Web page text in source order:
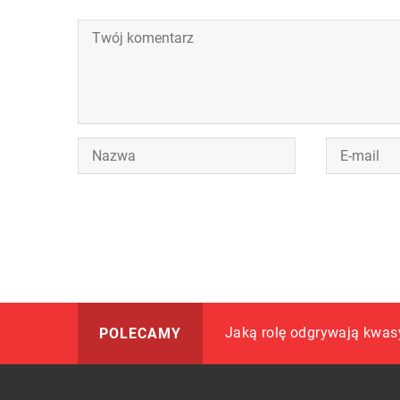
POLECAMY Jakie formalności należy
Jaką rolę odgrywają
Jak wybrać dobre biuro